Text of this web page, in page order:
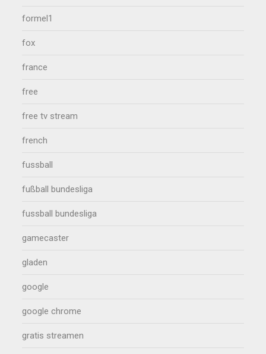
formel1
fox
france
free
free tv stream
french
fussball
fußball bundesliga
fussball bundesliga
gamecaster
gladen
google
google chrome
gratis streamen